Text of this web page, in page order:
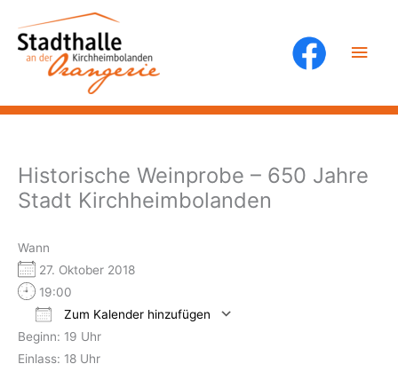
Inhalt
springen
Historische Weinprobe – 650 Jahre
Stadt Kirchheimbolanden
Wann
27. Oktober 2018
19:00
Zum Kalender hinzufügen
ICS herunterladen
Beginn: 19 Uhr
Einlass: 18 Uhr